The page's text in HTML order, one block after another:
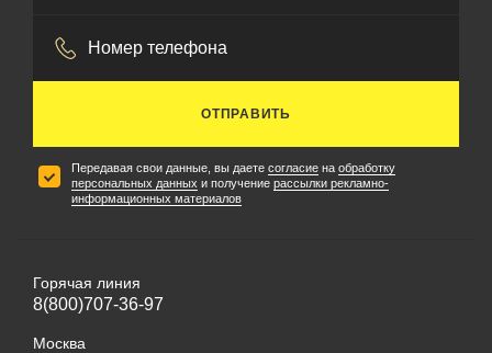
ОТПРАВИТЬ
Передавая свои данные, вы даете согласие на обработку
персональных данных и получение рассылки рекламно-
информационных материалов
Горячая линия
8(800)707-36-97
Москва